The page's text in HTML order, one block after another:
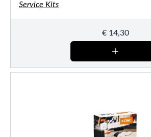
Service Kits
€14,30